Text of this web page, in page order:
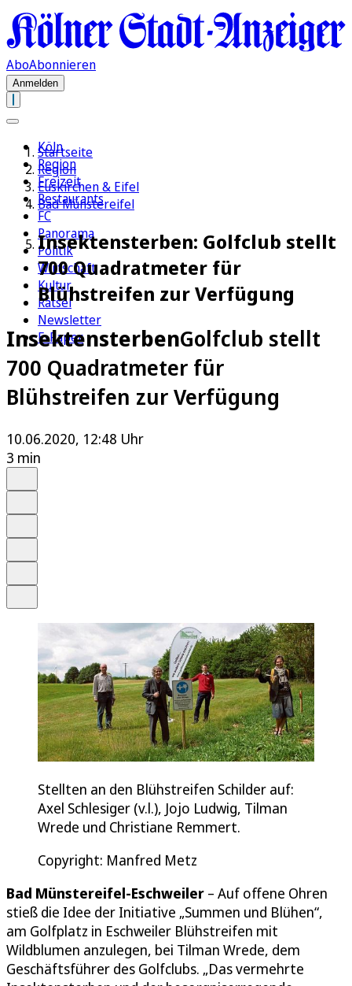
AboAbonnieren
Anmelden
Köln
Region
Freizeit
Restaurants
FC
Panorama
Politik
Wirtschaft
Kultur
Rätsel
Newsletter
E-Paper
Startseite
Region
Euskirchen & Eifel
Bad Münstereifel
Insektensterben: Golfclub stellt
700 Quadratmeter für
Blühstreifen zur Verfügung
InsektensterbenGolfclub stellt
700 Quadratmeter für
Blühstreifen zur Verfügung
10.06.2020, 12:48 Uhr
3 min
Stellten an den Blühstreifen Schilder auf:
Axel Schlesiger (v.l.), Jojo Ludwig, Tilman
Wrede und Christiane Remmert.
Copyright: Manfred Metz
Bad Münstereifel-Eschweiler – Auf offene Ohren
stieß die Idee der Initiative „Summen und Blühen“,
am Golfplatz in Eschweiler Blühstreifen mit
Wildblumen anzulegen, bei Tilman Wrede, dem
Geschäftsführer des Golfclubs. „Das vermehrte